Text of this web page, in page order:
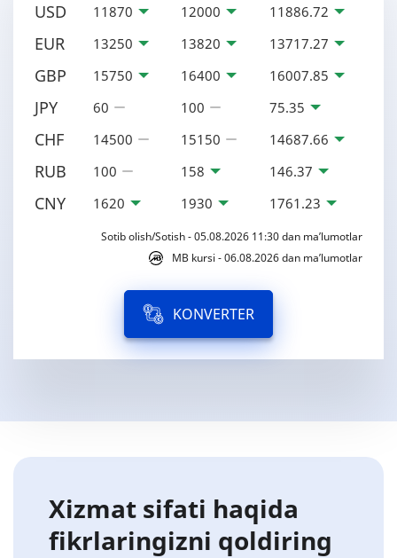
USD 11870 12000 11886.72
EUR 13250 13820 13717.27
GBP 15750 16400 16007.85
JPY 60 100 75.35
CHF 14500 15150 14687.66
RUB 100 158 146.37
CNY 1620 1930 1761.23
Sotib olish/Sotish - 05.08.2026 11:30 dan ma’lumotlar
MB kursi - 06.08.2026 dan ma’lumotlar
KONVERTER
Xizmat sifati haqida
fikrlaringizni qoldiring